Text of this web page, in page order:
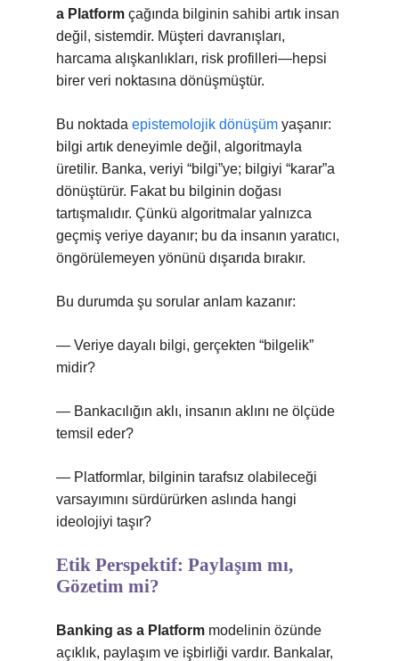
a Platform çağında bilginin sahibi artık insan
değil, sistemdir. Müşteri davranışları,
harcama alışkanlıkları, risk profilleri—hepsi
birer veri noktasına dönüşmüştür.
Bu noktada epistemolojik dönüşüm yaşanır:
bilgi artık deneyimle değil, algoritmayla
üretilir. Banka, veriyi “bilgi”ye; bilgiyi “karar”a
dönüştürür. Fakat bu bilginin doğası
tartışmalıdır. Çünkü algoritmalar yalnızca
geçmiş veriye dayanır; bu da insanın yaratıcı,
öngörülemeyen yönünü dışarıda bırakır.
Bu durumda şu sorular anlam kazanır:
— Veriye dayalı bilgi, gerçekten “bilgelik”
midir?
— Bankacılığın aklı, insanın aklını ne ölçüde
temsil eder?
— Platformlar, bilginin tarafsız olabileceği
varsayımını sürdürürken aslında hangi
ideolojiyi taşır?
Etik Perspektif: Paylaşım mı,
Gözetim mi?
Banking as a Platform modelinin özünde
açıklık, paylaşım ve işbirliği vardır. Bankalar,